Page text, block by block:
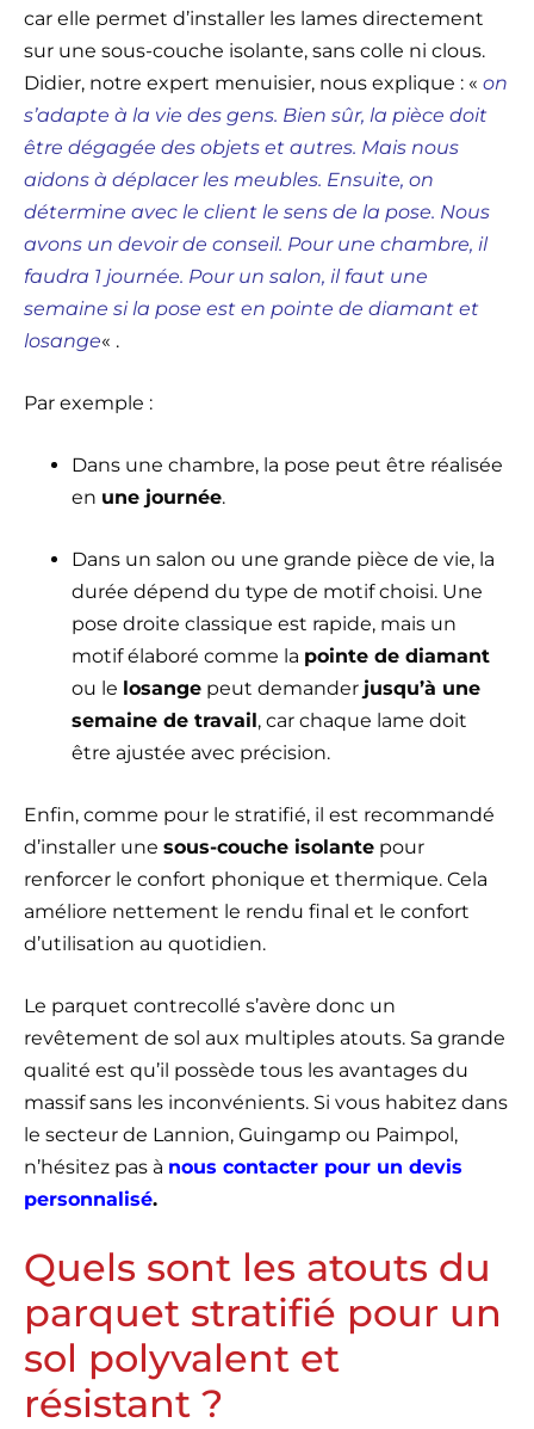
car elle permet d’installer les lames directement
sur une sous-couche isolante, sans colle ni clous.
Didier, notre expert menuisier, nous explique : « on
s’adapte à la vie des gens. Bien sûr, la pièce doit
être dégagée des objets et autres. Mais nous
aidons à déplacer les meubles. Ensuite, on
détermine avec le client le sens de la pose. Nous
avons un devoir de conseil. Pour une chambre, il
faudra 1 journée. Pour un salon, il faut une
semaine si la pose est en pointe de diamant et
losange« .
Par exemple :
Dans une chambre, la pose peut être réalisée
en une journée.
Dans un salon ou une grande pièce de vie, la
durée dépend du type de motif choisi. Une
pose droite classique est rapide, mais un
motif élaboré comme la pointe de diamant
ou le losange peut demander jusqu’à une
semaine de travail, car chaque lame doit
être ajustée avec précision.
Enfin, comme pour le stratifié, il est recommandé
d’installer une sous-couche isolante pour
renforcer le confort phonique et thermique. Cela
améliore nettement le rendu final et le confort
d’utilisation au quotidien.
Le parquet contrecollé s’avère donc un
revêtement de sol aux multiples atouts. Sa grande
qualité est qu’il possède tous les avantages du
massif sans les inconvénients. Si vous habitez dans
le secteur de Lannion, Guingamp ou Paimpol,
n’hésitez pas à nous contacter pour un devis
personnalisé.
Quels sont les atouts du
parquet stratifié pour un
sol polyvalent et
résistant ?